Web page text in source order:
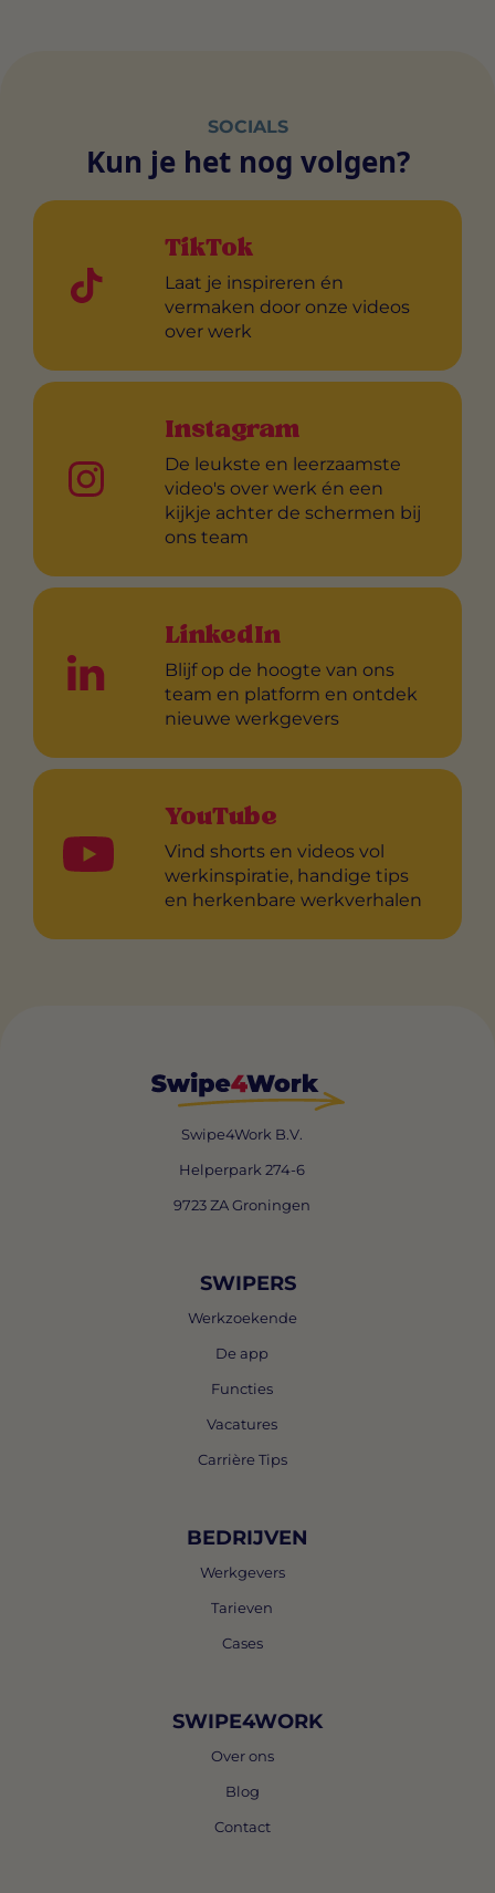
SOCIALS
Kun je het nog volgen?
TikTok
Laat je inspireren én
vermaken door onze videos
over werk
Instagram
De leukste en leerzaamste
video's over werk én een
kijkje achter de schermen bij
ons team
LinkedIn
Blijf op de hoogte van ons
team en platform en ontdek
nieuwe werkgevers
YouTube
Vind shorts en videos vol
werkinspiratie, handige tips
en herkenbare werkverhalen
Swipe4Work B.V.
Helperpark 274-6
9723 ZA Groningen
SWIPERS
Werkzoekende
De app
Functies
Vacatures
Carrière Tips
BEDRIJVEN
Werkgevers
Tarieven
Cases
SWIPE4WORK
Over ons
Blog
Contact